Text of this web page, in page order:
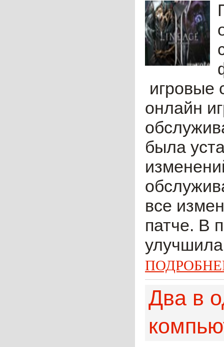
игровые
онлайн
была
все
патче. В
Два в